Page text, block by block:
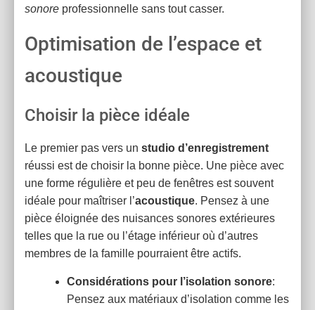
sonore professionnelle sans tout casser.
Optimisation de l’espace et
acoustique
Choisir la pièce idéale
Le premier pas vers un studio d’enregistrement
réussi est de choisir la bonne pièce. Une pièce avec
une forme régulière et peu de fenêtres est souvent
idéale pour maîtriser l’acoustique. Pensez à une
pièce éloignée des nuisances sonores extérieures
telles que la rue ou l’étage inférieur où d’autres
membres de la famille pourraient être actifs.
Considérations pour l’isolation sonore:
Pensez aux matériaux d’isolation comme les